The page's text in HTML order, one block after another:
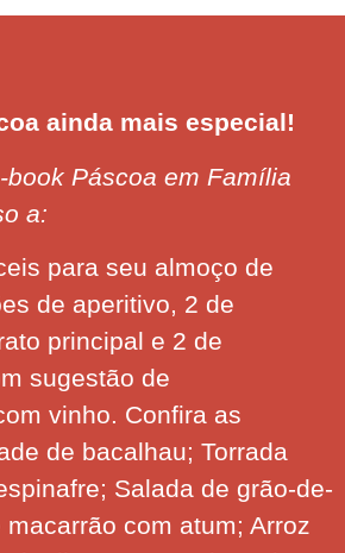
ainda mais especial!
book Páscoa em Família
a:
para seu almoço de
de aperitivo, 2 de
principal e 2 de
sugestão de
vinho. Confira as
de bacalhau; Torrada
Salada de grão-de-
com atum; Arroz